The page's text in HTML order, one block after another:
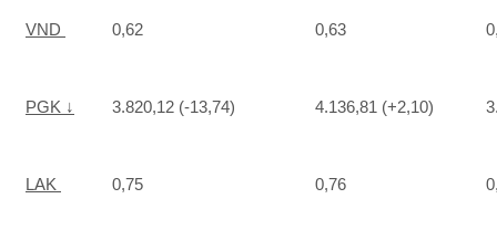
VND 0,62 0,63
PGK ↓ 3.820,12 (-13,74) 4.136,81 (+2,10)
LAK 0,75 0,76